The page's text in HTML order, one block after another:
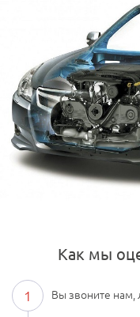
Как мы
1 Вы звоните нам,